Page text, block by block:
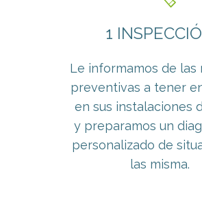
1
Le informamos de las
preventivas a tener
en sus instalaciones
y preparamos un
personalizado de
las misma.